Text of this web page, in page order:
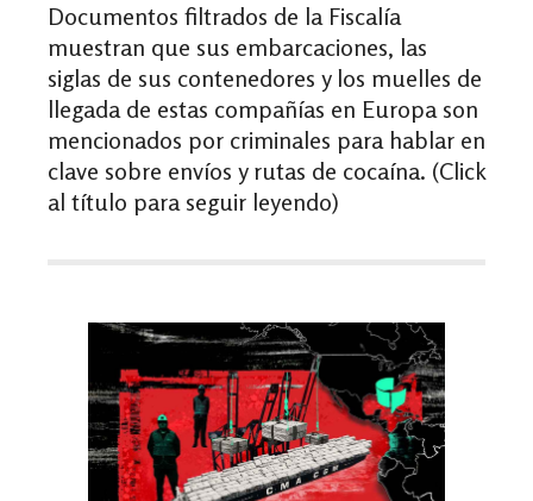
Documentos filtrados de la Fiscalía
muestran que sus embarcaciones, las
siglas de sus contenedores y los muelles de
llegada de estas compañías en Europa son
mencionados por criminales para hablar en
clave sobre envíos y rutas de cocaína. (Click
al título para seguir leyendo)